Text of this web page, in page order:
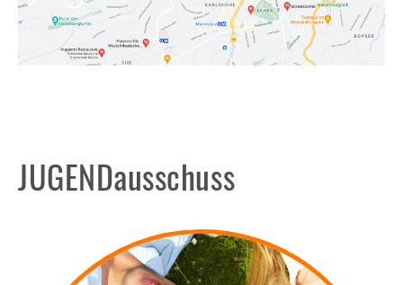
JUGENDausschuss